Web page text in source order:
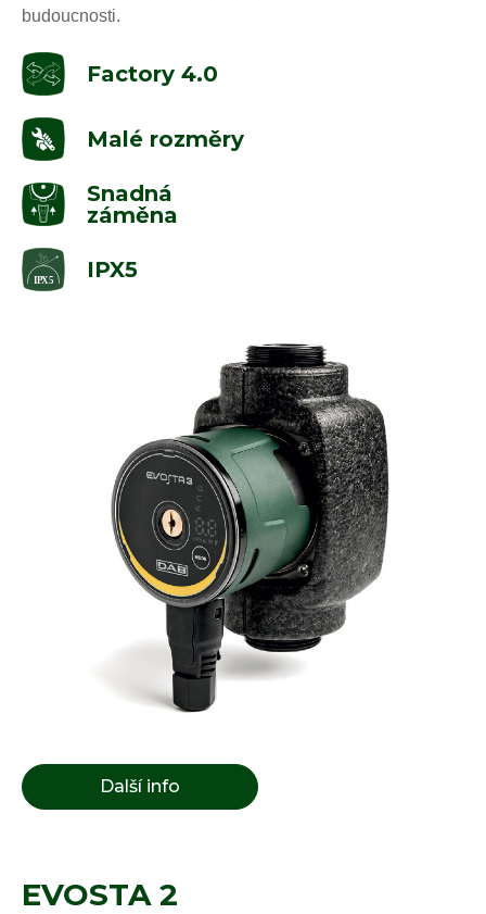
budoucnosti.
Factory 4.0
Malé rozměry
Snadná
záměna
IPX5
Další info
EVOSTA 2